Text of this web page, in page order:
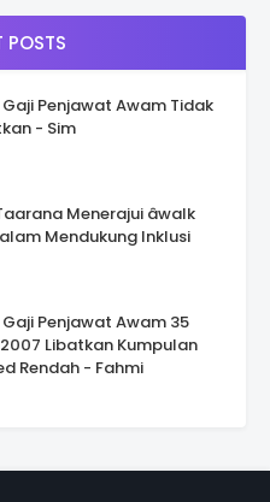
POSTS
Gaji Penjawat Awam Tidak
- Sim
Menerajui âwalk
Mendukung Inklusi
Penjawat Awam 35
Libatkan Kumpulan
Rendah - Fahmi